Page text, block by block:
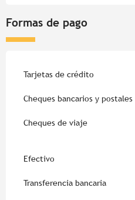
Formas de pago
Tarjetas de crédito
Cheques bancarios y postales
Cheques de viaje
Efectivo
Transferencia bancaria